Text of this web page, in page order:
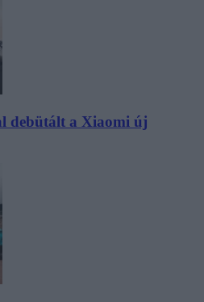
debütált a Xiaomi új